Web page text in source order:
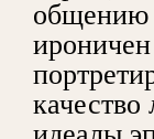
общению